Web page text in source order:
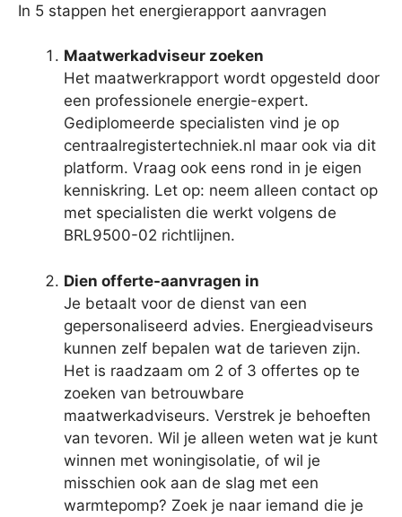
In 5 stappen het energierapport aanvragen
Maatwerkadviseur zoeken
Het maatwerkrapport wordt opgesteld door
een professionele energie-expert.
Gediplomeerde specialisten vind je op
centraalregistertechniek.nl maar ook via dit
platform. Vraag ook eens rond in je eigen
kenniskring. Let op: neem alleen contact op
met specialisten die werkt volgens de
BRL9500-02 richtlijnen.
Dien offerte-aanvragen in
Je betaalt voor de dienst van een
gepersonaliseerd advies. Energieadviseurs
kunnen zelf bepalen wat de tarieven zijn.
Het is raadzaam om 2 of 3 offertes op te
zoeken van betrouwbare
maatwerkadviseurs. Verstrek je behoeften
van tevoren. Wil je alleen weten wat je kunt
winnen met woningisolatie, of wil je
misschien ook aan de slag met een
warmtepomp? Zoek je naar iemand die je